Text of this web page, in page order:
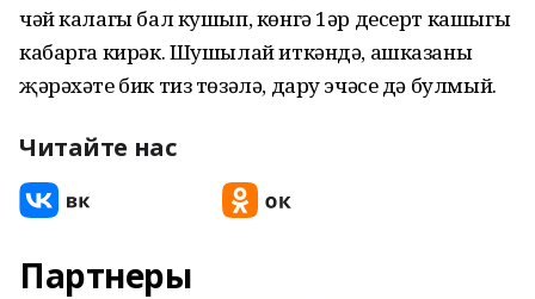
чәй калагы бал кушып, көнгә 1әр десерт кашыгы
кабарга кирәк. Шушылай иткәндә, ашказаны
җәрәхәте бик тиз төзәлә, дару эчәсе дә булмый.
Читайте нас
Партнеры